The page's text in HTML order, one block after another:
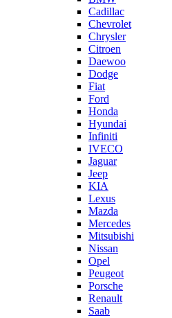
Cadillac
Chevrolet
Chrysler
Citroen
Daewoo
Dodge
Fiat
Ford
Honda
Hyundai
Infiniti
IVECO
Jaguar
Jeep
KIA
Lexus
Mazda
Mercedes
Mitsubishi
Nissan
Opel
Peugeot
Porsche
Renault
Saab